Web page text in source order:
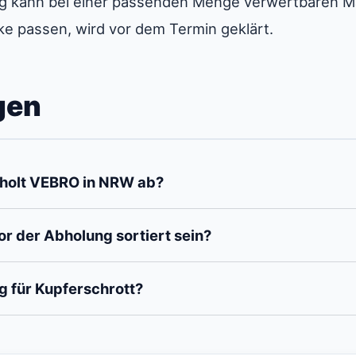
passen, wird vor dem Termin geklärt.
VEBRO in NRW ab?
der Abholung sortiert sein?
für Kupferschrott?